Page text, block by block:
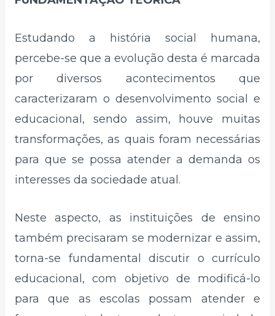
Estudando a história social humana,
percebe-se que a evolução desta é marcada
por diversos acontecimentos que
caracterizaram o desenvolvimento social e
educacional, sendo assim, houve muitas
transformações, as quais foram necessárias
para que se possa atender a demanda os
interesses da sociedade atual.
Neste aspecto, as instituições de ensino
também precisaram se modernizar e assim,
torna-se fundamental discutir o currículo
educacional, com objetivo de modificá-lo
para que as escolas possam atender e